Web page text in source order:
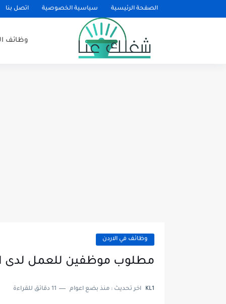
الصفحة الرئيسية سياسية الخصوصية اتصل بنا
وظائف
وظائف في الاردن
مطلوب موظفين للعمل لدى
KL1 اخر تحديث : منذ بضع اعوام 11 دقائق للقراءة